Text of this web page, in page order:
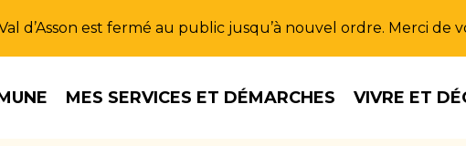
d’Asson est fermé au public jusqu’à nouvel ordre. Merci de
MES SERVICES ET DÉMARCHES VIVRE ET